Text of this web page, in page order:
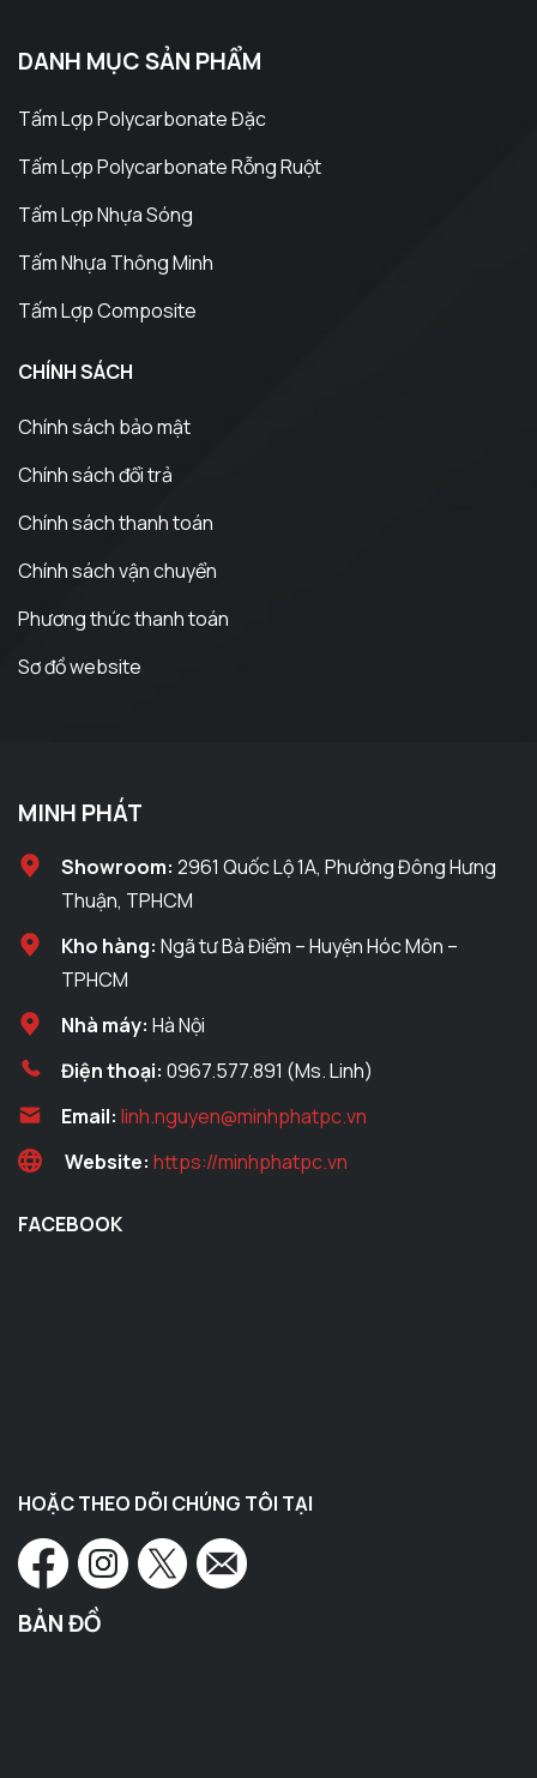
DANH MỤC SẢN PHẨM
Tấm Lợp Polycarbonate Đặc
Tấm Lợp Polycarbonate Rỗng Ruột
Tấm Lợp Nhựa Sóng
Tấm Nhựa Thông Minh
Tấm Lợp Composite
CHÍNH SÁCH
Chính sách bảo mật
Chính sách đổi trả
Chính sách thanh toán
Chính sách vận chuyển
Phương thức thanh toán
Sơ đồ website
MINH PHÁT
Showroom: 2961 Quốc Lộ 1A, Phường Đông Hưng
Thuận, TPHCM
Kho hàng: Ngã tư Bà Điểm – Huyện Hóc Môn –
TPHCM
Nhà máy: Hà Nội
Điện thoại: 0967.577.891 (Ms. Linh)
Email: linh.nguyen@minhphatpc.vn
Website: https://minhphatpc.vn
FACEBOOK
HOẶC THEO DÕI CHÚNG TÔI TẠI
BẢN ĐỒ